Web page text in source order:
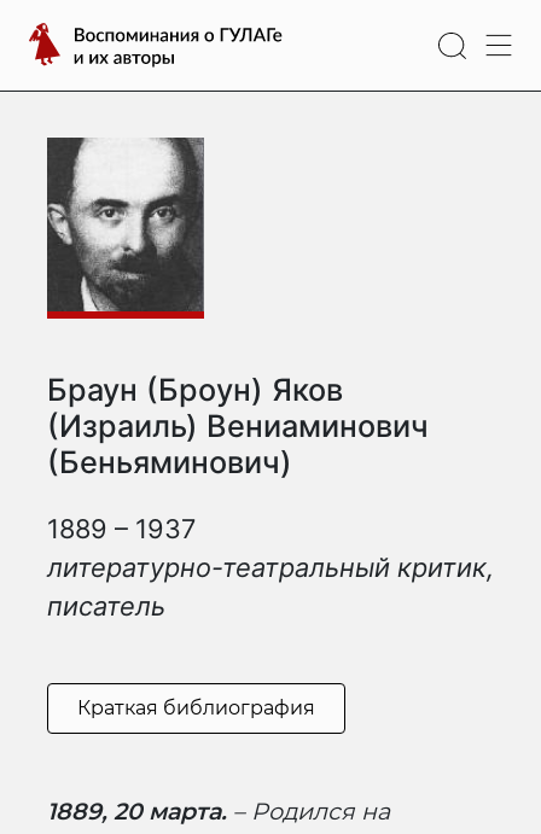
содержимому
Воспоминания
о
ГУЛАГе
авторы
Браун (Броун) Яков
(Израиль) Вениаминович
(Беньяминович)
1889 – 1937
литературно-театральный критик,
писатель
Краткая библиография
1889, 20 марта. – Родился на